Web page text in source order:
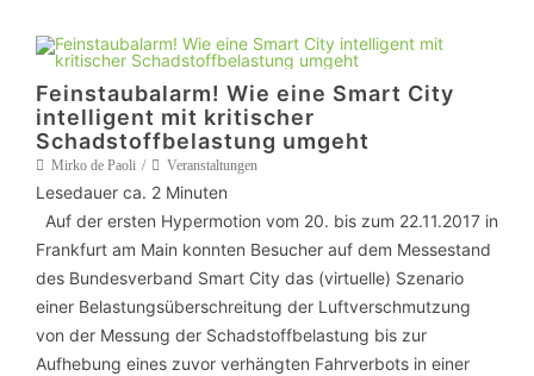
Feinstaubalarm! Wie eine Smart City
intelligent mit kritischer
Schadstoffbelastung umgeht
Mirko de Paoli Veranstaltungen
Lesedauer ca. 2 Minuten
Auf der ersten Hypermotion vom 20. bis zum 22.11.2017 in
Frankfurt am Main konnten Besucher auf dem Messestand
des Bundesverband Smart City das (virtuelle) Szenario
einer Belastungsüberschreitung der Luftverschmutzung
von der Messung der Schadstoffbelastung bis zur
Aufhebung eines zuvor verhängten Fahrverbots in einer